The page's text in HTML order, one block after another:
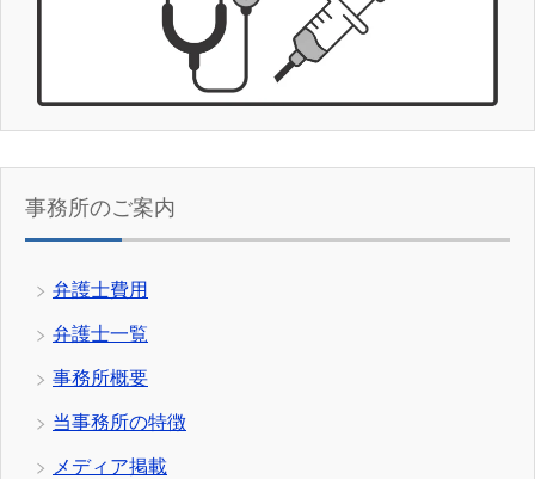
事務所のご案内
弁護士費用
弁護士一覧
事務所概要
当事務所の特徴
メディア掲載